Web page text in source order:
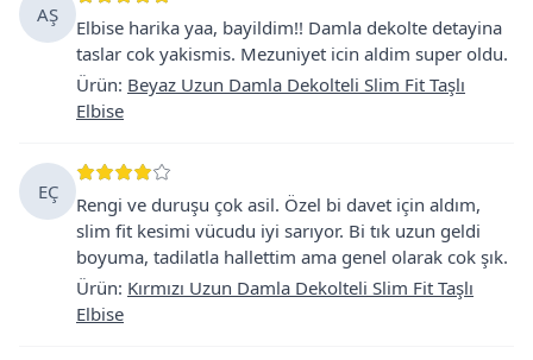
AŞ
Elbise harika yaa, bayildim!! Damla dekolte detayina
taslar cok yakismis. Mezuniyet icin aldim super oldu.
Ürün: Beyaz Uzun Damla Dekolteli Slim Fit Taşlı
Elbise
EÇ
Rengi ve duruşu çok asil. Özel bi davet için aldım,
slim fit kesimi vücudu iyi sarıyor. Bi tık uzun geldi
boyuma, tadilatla hallettim ama genel olarak cok şık.
Ürün: Kırmızı Uzun Damla Dekolteli Slim Fit Taşlı
Elbise